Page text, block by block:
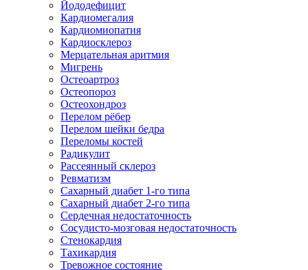
Йододефицит
Кардиомегалия
Кардиомиопатия
Кардиосклероз
Мерцательная аритмия
Мигрень
Остеоартроз
Остеопороз
Остеохондроз
Перелом рёбер
Перелом шейки бедра
Переломы костей
Радикулит
Рассеянный склероз
Ревматизм
Сахарный диабет 1-го типа
Сахарный диабет 2-го типа
Сердечная недостаточность
Сосудисто-мозговая недостаточность
Стенокардия
Тахикардия
Тревожное состояние